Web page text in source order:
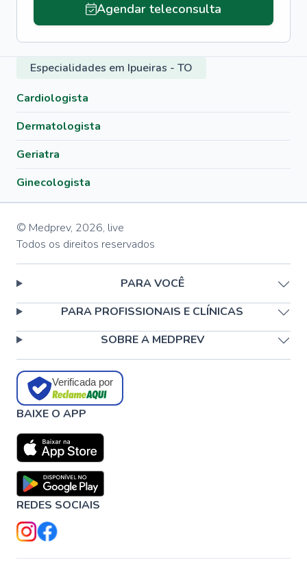
Agendar teleconsulta
Especialidades em Ipueiras - TO
Cardiologista
Dermatologista
Geriatra
Ginecologista
© Medprev, 2026, live
Todos os direitos reservados
PARA VOCÊ
PARA PROFISSIONAIS E CLÍNICAS
SOBRE A MEDPREV
Verificada por
BAIXE O APP
REDES SOCIAIS